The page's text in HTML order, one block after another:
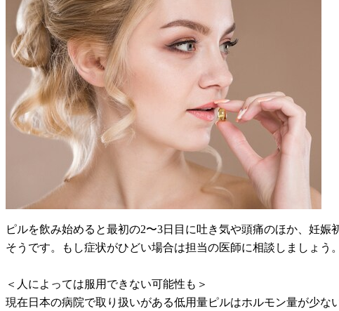
ピルを飲み始めると最初の2〜3日目に吐き気や頭痛のほか、妊
そうです。もし症状がひどい場合は担当の医師に相談しましょう
＜人によっては服用できない可能性も＞
現在日本の病院で取り扱いがある低用量ピルはホルモン量が少